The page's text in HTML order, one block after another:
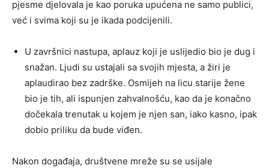
pjesme djelovala je kao poruka upućena ne samo publici,
već i svima koji su je ikada podcijenili.
U završnici nastupa, aplauz koji je uslijedio bio je dug i
snažan. Ljudi su ustajali sa svojih mjesta, a žiri je
aplaudirao bez zadrške. Osmijeh na licu starije žene
bio je tih, ali ispunjen zahvalnošću, kao da je konačno
dočekala trenutak u kojem je njen san, iako kasno, ipak
dobio priliku da bude viđen.
Nakon događaja, društvene mreže su se usijale